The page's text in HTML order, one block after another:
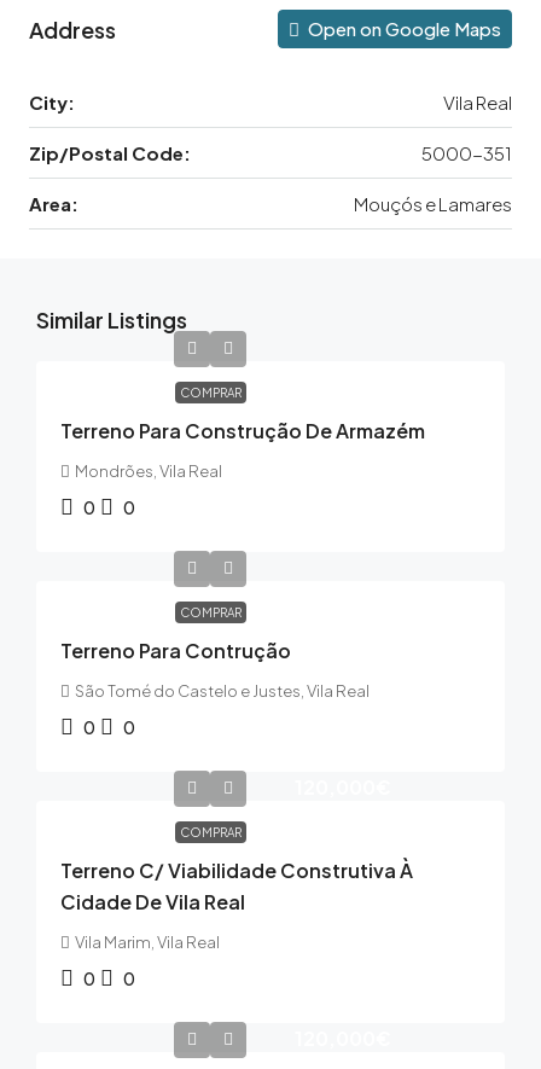
Address Open on Google Maps
City: Vila Real
Zip/Postal Code: 5000-351
Area: Mouçós e Lamares
Similar Listings
COMPRAR
Terreno Para Construção De Armazém
Mondrões, Vila Real
0 0
COMPRAR
Terreno Para Contrução
São Tomé do Castelo e Justes, Vila Real
0 0
COMPRAR
Terreno C/ Viabilidade Construtiva À
Cidade De Vila Real
Vila Marim, Vila Real
0 0